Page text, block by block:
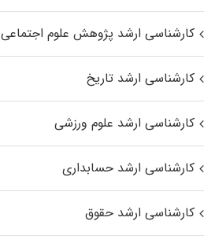
کارشناسی ارشد پژوهش علوم اجتماعی
کارشناسی ارشد تاریخ
کارشناسی ارشد علوم ورزشی
کارشناسی ارشد حسابداری
کارشناسی ارشد حقوق